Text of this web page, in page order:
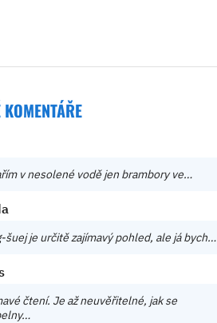
KOMENTÁŘE
v nesolené vodě jen brambory ve…
šuej je určitě zajímavý pohled, ale já bych…
čtení. Je až neuvěřitelné, jak se